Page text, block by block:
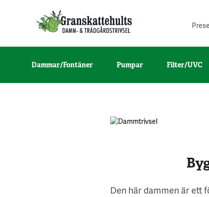
Dammar/Fontäner Pumpar Filter/UVC
Den här dammen är ett